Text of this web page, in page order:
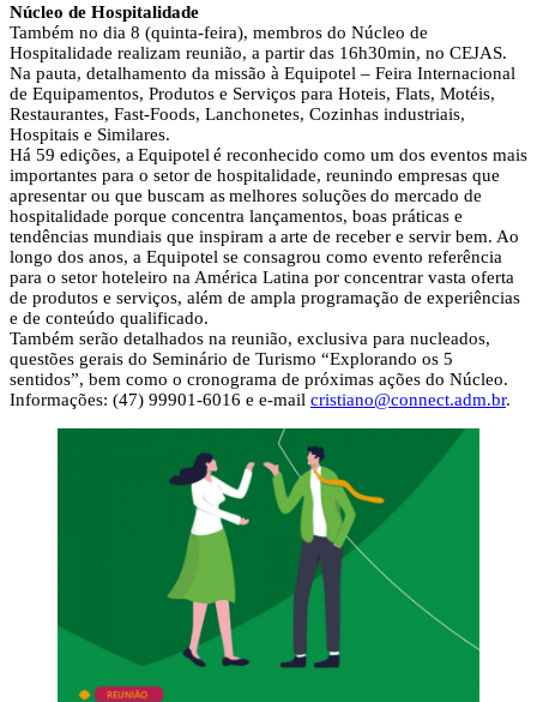
Núcleo de Hospitalidade
Também no dia 8 (quinta-feira), membros do Núcleo de
Hospitalidade realizam reunião, a partir das 16h30min, no CEJAS.
Na pauta, detalhamento da missão à Equipotel – Feira Internacional
de Equipamentos, Produtos e Serviços para Hoteis, Flats, Motéis,
Restaurantes, Fast-Foods, Lanchonetes, Cozinhas industriais,
Hospitais e Similares.
Há 59 edições, a Equipotel é reconhecido como um dos eventos mais
importantes para o setor de hospitalidade, reunindo empresas que
apresentar ou que buscam as melhores soluções do mercado de
hospitalidade porque concentra lançamentos, boas práticas e
tendências mundiais que inspiram a arte de receber e servir bem. Ao
longo dos anos, a Equipotel se consagrou como evento referência
para o setor hoteleiro na América Latina por concentrar vasta oferta
de produtos e serviços, além de ampla programação de experiências
e de conteúdo qualificado.
Também serão detalhados na reunião, exclusiva para nucleados,
questões gerais do Seminário de Turismo “Explorando os 5
sentidos”, bem como o cronograma de próximas ações do Núcleo.
Informações: (47) 99901-6016 e e-mail cristiano@connect.adm.br.